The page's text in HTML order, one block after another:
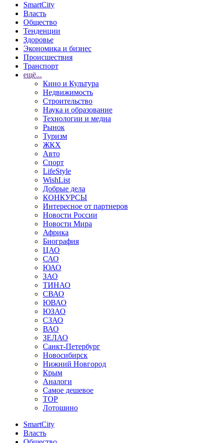
SmartCity
Власть
Общество
Тенденции
Здоровье
Экономика и бизнес
Происшествия
Транспорт
ещё...
Кино и Культура
Недвижимость
Строительство
Наука и образование
Технологии и медиа
Рынок
Туризм
ЖКХ
Авто
Спорт
LifeStyle
WishList
Добрые дела
КОНКУРСЫ
Интересное от партнеров
Новости России
Новости Мира
Африка
Биография
ЦАО
САО
ЮАО
ЗАО
ТИНАО
СВАО
ЮВАО
ЮЗАО
СЗАО
ВАО
ЗЕЛАО
Санкт-Петербург
Новосибирск
Нижний Новгород
Крым
Аналоги
Самое дешевое
TOP
Лотошино
SmartCity
Власть